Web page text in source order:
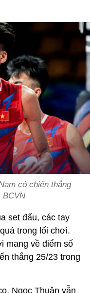
có chiến thắng
BCVN
set đấu, các tay
trong lối chơi.
mang về điểm số
thắng 25/23 trong
Ngọc Thuân vẫn